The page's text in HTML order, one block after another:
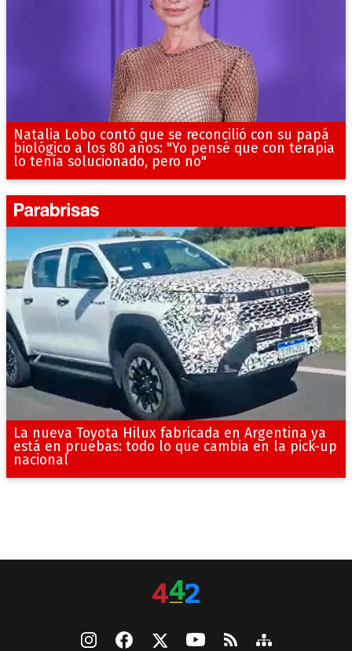
Natalia Lobo contó que se reconcilió con su papá
biológico a los 80 años: "Yo pensé que con terapia
lo tenía solucionado, pero no"
La nueva Toyota Hilux fabricada en Argentina ya
está en pruebas: todo lo que cambia en la pick-up
nacional